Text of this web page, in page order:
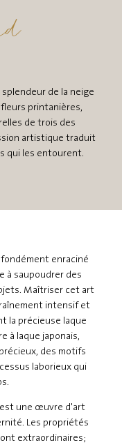
splendeur de la neige
printanières,
de trois des
artistique traduit
qui les entourent.
enraciné
à saupoudrer des
Maîtriser cet art
intensif et
la précieuse laque
à laque japonais,
des motifs
laborieux qui
est une œuvre d'art
Les propriétés
extraordinaires;